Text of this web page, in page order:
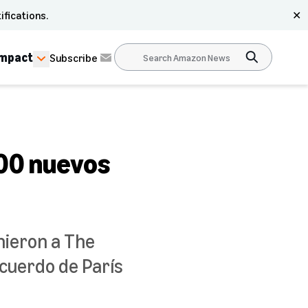
✕
Subscribe
nuevos
a The
de París